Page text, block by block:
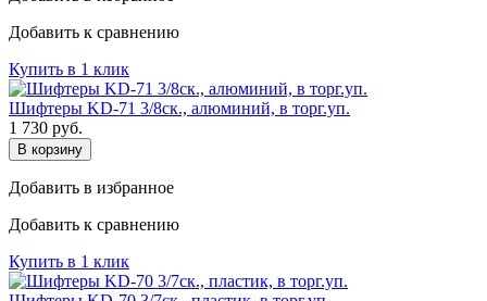
Добавить к сравнению
Купить в 1 клик
Шифтеры KD-71 3/8ск., алюминий, в торг.уп.
1 730 руб.
В корзину
Добавить в избранное
Добавить к сравнению
Купить в 1 клик